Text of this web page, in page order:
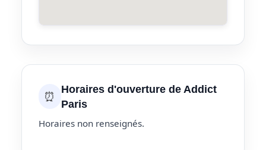
⏰
Horaires d'ouverture de Addict
Paris
Horaires non renseignés.